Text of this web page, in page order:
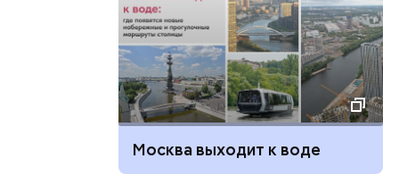
Москва выходит к воде